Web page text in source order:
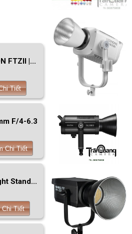
FTZII |...
Tiết
F/4-6.3
Chi Tiết
Stand...
Chi Tiết